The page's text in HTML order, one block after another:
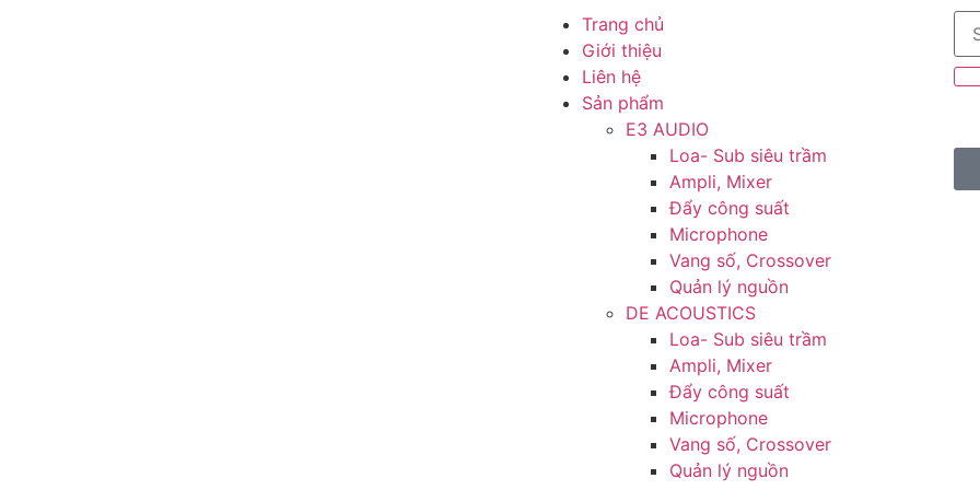
Trang chủ
Giới thiệu
Liên hệ
Sản phẩm
E3 AUDIO
Loa- Sub siêu trầm
Ampli, Mixer
Đẩy công suất
Microphone
Vang số, Crossover
Quản lý nguồn
DE ACOUSTICS
Loa- Sub siêu trầm
Ampli, Mixer
Đẩy công suất
Microphone
Vang số, Crossover
Quản lý nguồn